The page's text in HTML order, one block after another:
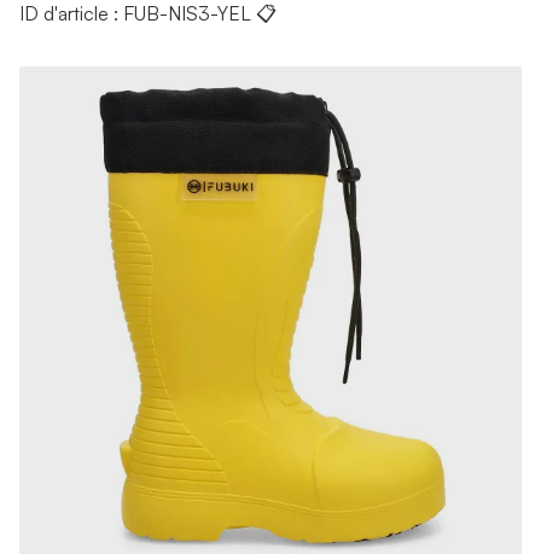
ID d'article : FUB-NIS3-YEL 📋